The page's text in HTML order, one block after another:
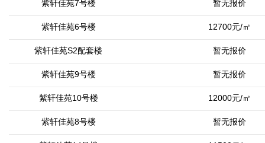
紫轩佳苑7号楼 暂无报价
紫轩佳苑6号楼 12700元/㎡
紫轩佳苑S2配套楼 暂无报价
紫轩佳苑9号楼 暂无报价
紫轩佳苑10号楼 12000元/㎡
紫轩佳苑8号楼 暂无报价